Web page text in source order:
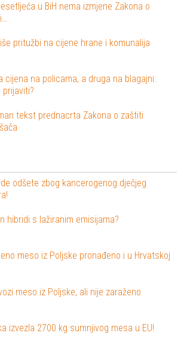
u BiH nema izmjene Zakona o
pritužbi na cijene hrane i komunalija
cijena na policama, a druga na blagajni:
prijaviti?
tekst prednacrta Zakona o zaštiti
odšete zbog kancerogenog dječjeg
hibridi s lažiranim emisijama?
meso iz Poljske pronađeno i u Hrvatskoj
meso iz Poljske, ali nije zaraženo
izvezla 2700 kg sumnjivog mesa u EU!